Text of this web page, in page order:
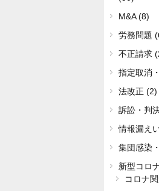
M&A (8)
労務問題
不正請求
指定取消
法改正 (2)
訴訟・判
情報漏え
集団感染
新型コロ
コロナ